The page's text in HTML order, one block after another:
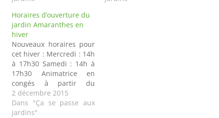
Horaires d’ouverture du
jardin Amaranthes en
hiver
Nouveaux horaires pour
cet hiver : Mercredi : 14h
à 17h30 Samedi : 14h à
17h30 Animatrice en
congés à partir du
samedi 26 décembre,
première permanence
de 2016 : samedi 23
2 décembre 2015
Dans "Ça se passe aux
jardins"